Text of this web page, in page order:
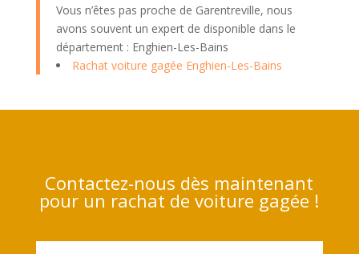
Vous n’êtes pas proche de Garentreville, nous
avons souvent un expert de disponible dans le
département : Enghien-Les-Bains
Rachat voiture gagée Enghien-Les-Bains
Contactez-nous dès maintenant
pour un rachat de voiture gagée !